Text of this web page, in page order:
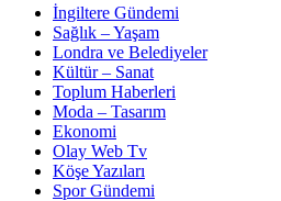
İngiltere Gündemi
Sağlık – Yaşam
Londra ve Belediyeler
Kültür – Sanat
Toplum Haberleri
Moda – Tasarım
Ekonomi
Olay Web Tv
Köşe Yazıları
Spor Gündemi